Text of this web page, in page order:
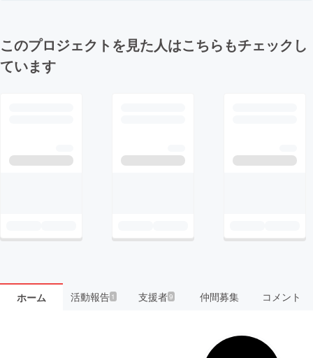
このプロジェクトを見た人はこちらもチェックし
ています
ホーム 活動報告1 支援者9 仲間募集 コメント